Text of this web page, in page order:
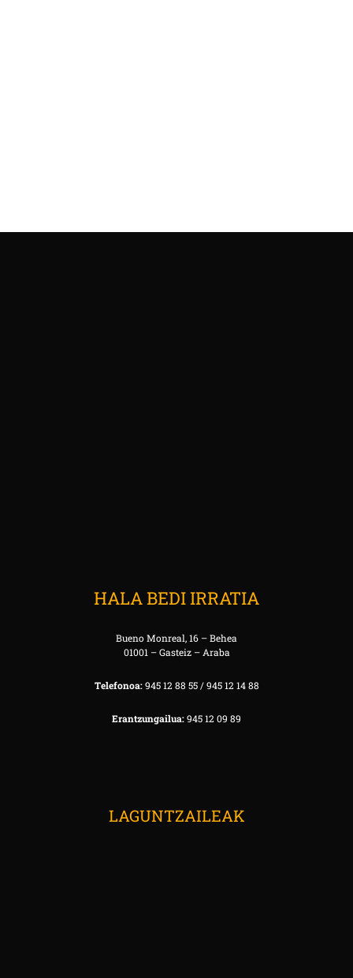
HALA BEDI IRRATIA
Bueno Monreal, 16 – Behea
01001 – Gasteiz – Araba
Telefonoa:945 12 88 55 / 945 12 14 88
Erantzungailua:945 12 09 89
LAGUNTZAILEAK